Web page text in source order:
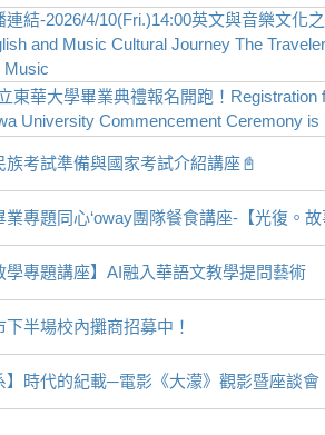
連結-2026/4/10(Fri.)14:00英文與音樂文化
and Music Cultural Journey The
Music
東華大學畢業典禮報名開跑！Registration
University Commencement Ceremony is
族考試準備與國家考試介紹講座📓
業專題同心‘oway團隊餐食講座-【光復。
學專題講座】AI融入華語文教學提問藝術
下半場校內攤商招募中！
】時代的紀載─電影《大濛》觀影暨座談會